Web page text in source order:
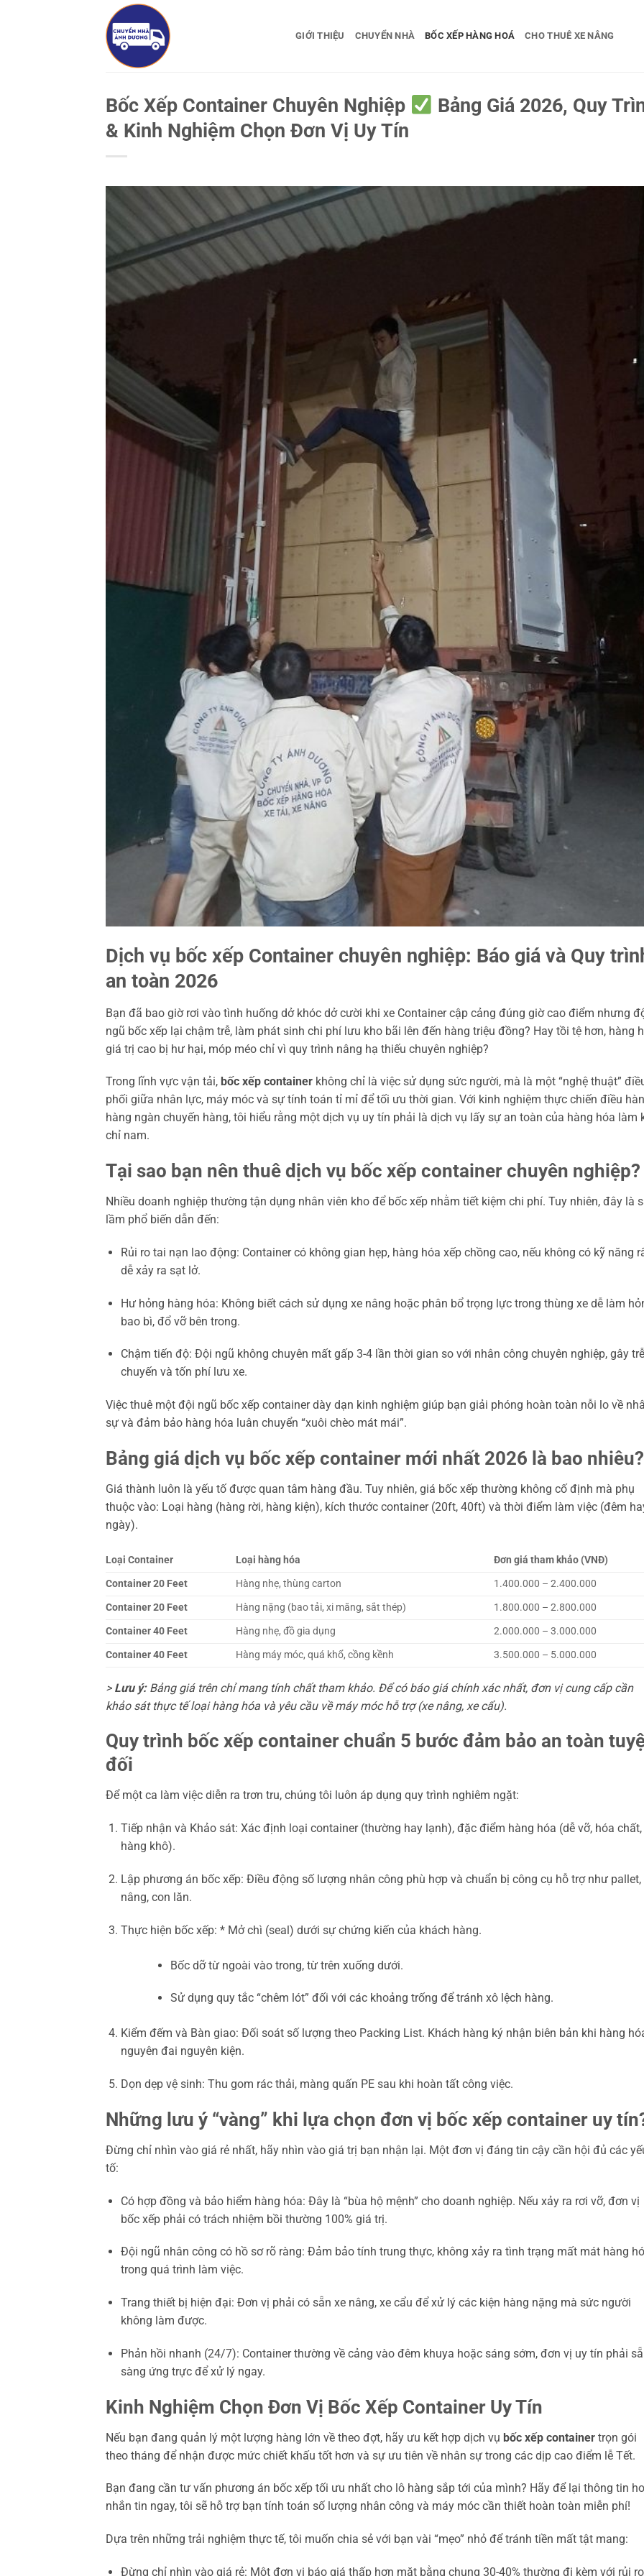
GIỚI THIỆU CHUYỂN NHÀ BỐC XẾP HÀNG HOÁ CHO THUÊ XE NÂNG
Bốc Xếp Container Chuyên Nghiệp
Bảng Giá 2026, Quy
& Kinh Nghiệm Chọn Đơn Vị Uy Tín
Dịch vụ bốc xếp Container chuyên nghiệp: Báo giá và Quy
an toàn 2026
Bạn đã bao giờ rơi vào tình huống dở khóc dở cười khi xe Container cập cảng đúng giờ cao điểm nhưng
ngũ bốc xếp lại chậm trễ, làm phát sinh chi phí lưu kho bãi lên đến hàng triệu đồng? Hay tồi tệ hơn, hàng
giá trị cao bị hư hại, móp méo chỉ vì quy trình nâng hạ thiếu chuyên nghiệp?
Trong lĩnh vực vận tải, bốc xếp container không chỉ là việc sử dụng sức người, mà là một “nghệ thuật”
phối giữa nhân lực, máy móc và sự tính toán tỉ mỉ để tối ưu thời gian. Với kinh nghiệm thực chiến điều
hàng ngàn chuyến hàng, tôi hiểu rằng một dịch vụ uy tín phải là dịch vụ lấy sự an toàn của hàng hóa làm
chỉ nam.
Tại sao bạn nên thuê dịch vụ bốc xếp container chuyên nghiệp?
Nhiều doanh nghiệp thường tận dụng nhân viên kho để bốc xếp nhằm tiết kiệm chi phí. Tuy nhiên, đây là
lầm phổ biến dẫn đến:
Rủi ro tai nạn lao động: Container có không gian hẹp, hàng hóa xếp chồng cao, nếu không có kỹ năng
dễ xảy ra sạt lở.
Hư hỏng hàng hóa: Không biết cách sử dụng xe nâng hoặc phân bổ trọng lực trong thùng xe dễ làm
bao bì, đổ vỡ bên trong.
Chậm tiến độ: Đội ngũ không chuyên mất gấp 3-4 lần thời gian so với nhân công chuyên nghiệp, gây trễ
chuyến và tốn phí lưu xe.
Việc thuê một đội ngũ bốc xếp container dày dạn kinh nghiệm giúp bạn giải phóng hoàn toàn nỗi lo về
sự và đảm bảo hàng hóa luân chuyển “xuôi chèo mát mái”.
Bảng giá dịch vụ bốc xếp container mới nhất 2026 là bao nhiêu?
Giá thành luôn là yếu tố được quan tâm hàng đầu. Tuy nhiên, giá bốc xếp thường không cố định mà phụ
thuộc vào: Loại hàng (hàng rời, hàng kiện), kích thước container (20ft, 40ft) và thời điểm làm việc (đêm
ngày).
Loại Container Loại hàng hóa
Đơn giá tham khảo (VNĐ)
Container 20 Feet
Hàng nhẹ, thùng carton
1.400.000 – 2.400.000
Container 20 Feet
Hàng nặng (bao tải, xi măng, sắt thép)
1.800.000 – 2.800.000
Container 40 Feet
Hàng nhẹ, đồ gia dụng
2.000.000 – 3.000.000
Container 40 Feet
Hàng máy móc, quá khổ, cồng kềnh 3.500.000 – 5.000.000
> Lưu ý:Bảng giá trên chỉ mang tính chất tham khảo. Để có báo giá chính xác nhất, đơn vị cung cấp cần
khảo sát thực tế loại hàng hóa và yêu cầu về máy móc hỗ trợ (xe nâng, xe cẩu).
Quy trình bốc xếp container chuẩn 5 bước đảm bảo an toàn
đối
Để một ca làm việc diễn ra trơn tru, chúng tôi luôn áp dụng quy trình nghiêm ngặt:
Tiếp nhận và Khảo sát: Xác định loại container (thường hay lạnh), đặc điểm hàng hóa (dễ vỡ, hóa chất,
hàng khô).
Lập phương án bốc xếp: Điều động số lượng nhân công phù hợp và chuẩn bị công cụ hỗ trợ như pallet,
nâng, con lăn.
Thực hiện bốc xếp: * Mở chì (seal) dưới sự chứng kiến của khách hàng.
Bốc dỡ từ ngoài vào trong, từ trên xuống dưới.
Sử dụng quy tắc “chêm lót” đối với các khoảng trống để tránh xô lệch hàng.
Kiểm đếm và Bàn giao: Đối soát số lượng theo Packing List. Khách hàng ký nhận biên bản khi hàng
nguyên đai nguyên kiện.
Dọn dẹp vệ sinh: Thu gom rác thải, màng quấn PE sau khi hoàn tất công việc.
Những lưu ý “vàng” khi lựa chọn đơn vị bốc xếp container uy
Đừng chỉ nhìn vào giá rẻ nhất, hãy nhìn vào giá trị bạn nhận lại. Một đơn vị đáng tin cậy cần hội đủ các
tố:
Có hợp đồng và bảo hiểm hàng hóa: Đây là “bùa hộ mệnh” cho doanh nghiệp. Nếu xảy ra rơi vỡ, đơn vị
bốc xếp phải có trách nhiệm bồi thường 100% giá trị.
Đội ngũ nhân công có hồ sơ rõ ràng: Đảm bảo tính trung thực, không xảy ra tình trạng mất mát hàng
trong quá trình làm việc.
Trang thiết bị hiện đại: Đơn vị phải có sẵn xe nâng, xe cẩu để xử lý các kiện hàng nặng mà sức người
không làm được.
Phản hồi nhanh (24/7): Container thường về cảng vào đêm khuya hoặc sáng sớm, đơn vị uy tín phải
sàng ứng trực để xử lý ngay.
Kinh Nghiệm Chọn Đơn Vị Bốc Xếp Container Uy Tín
Nếu bạn đang quản lý một lượng hàng lớn về theo đợt, hãy ưu kết hợp dịch vụ bốc xếp container trọn gói
theo tháng để nhận được mức chiết khấu tốt hơn và sự ưu tiên về nhân sự trong các dịp cao điểm lễ Tết.
Bạn đang cần tư vấn phương án bốc xếp tối ưu nhất cho lô hàng sắp tới của mình? Hãy để lại thông tin
nhắn tin ngay, tôi sẽ hỗ trợ bạn tính toán số lượng nhân công và máy móc cần thiết hoàn toàn miễn phí!
Dựa trên những trải nghiệm thực tế, tôi muốn chia sẻ với bạn vài “mẹo” nhỏ để tránh tiền mất tật mang:
Đừng chỉ nhìn vào giá rẻ: Một đơn vị báo giá thấp hơn mặt bằng chung 30-40% thường đi kèm với rủi